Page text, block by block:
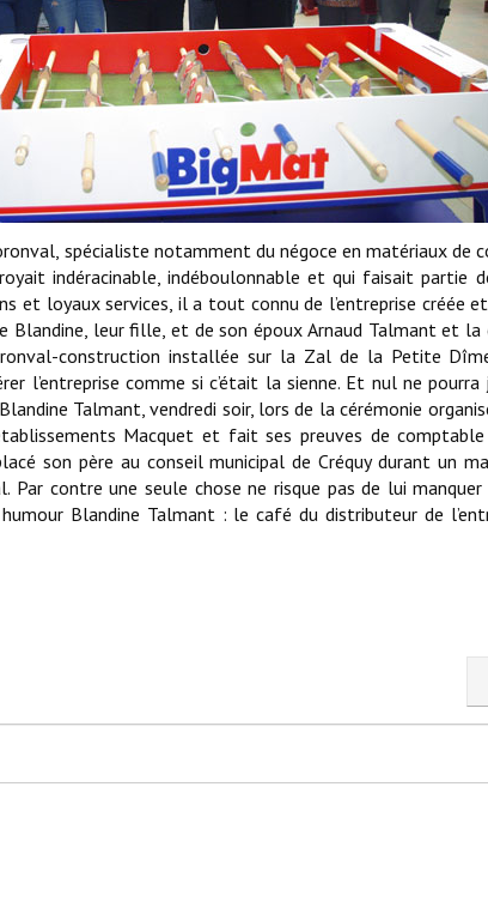
spécialiste notamment du négoce en matériaux de
indéracinable, indéboulonnable et qui faisait partie
et loyaux services, il a tout connu de l’entreprise créée
Blandine, leur fille, et de son époux Arnaud Talmant et
construction installée sur la Zal de la Petite
l’entreprise comme si c’était la sienne. Et nul ne
Talmant, vendredi soir, lors de la cérémonie
Macquet et fait ses preuves de comptable
son père au conseil municipal de Créquy durant un
contre une seule chose ne risque pas de lui
Blandine Talmant : le café du distributeur de